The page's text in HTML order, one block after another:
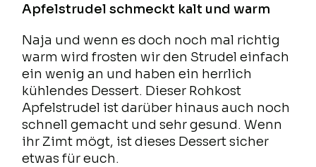
Apfelstrudel schmeckt kalt und warm
Naja und wenn es doch noch mal richtig
warm wird frosten wir den Strudel einfach
ein wenig an und haben ein herrlich
kühlendes Dessert. Dieser Rohkost
Apfelstrudel ist darüber hinaus auch noch
schnell gemacht und sehr gesund. Wenn
ihr Zimt mögt, ist dieses Dessert sicher
etwas für euch.